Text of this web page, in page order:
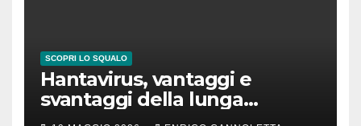
SCOPRI LO SQUALO
Hantavirus, vantaggi e
svantaggi della lunga
incubazione